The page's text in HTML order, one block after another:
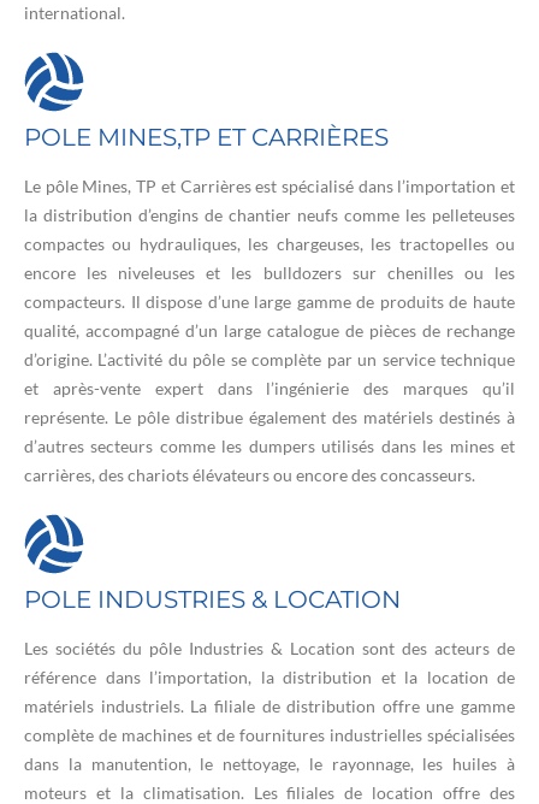
international.
POLE MINES,TP ET CARRIÈRES
Le pôle Mines, TP et Carrières est spécialisé dans l’importation et
la distribution d’engins de chantier neufs comme les pelleteuses
compactes ou hydrauliques, les chargeuses, les tractopelles ou
encore les niveleuses et les bulldozers sur chenilles ou les
compacteurs. Il dispose d’une large gamme de produits de haute
qualité, accompagné d’un large catalogue de pièces de rechange
d’origine. L’activité du pôle se complète par un service technique
et après-vente expert dans l’ingénierie des marques qu’il
représente. Le pôle distribue également des matériels destinés à
d’autres secteurs comme les dumpers utilisés dans les mines et
carrières, des chariots élévateurs ou encore des concasseurs.
POLE INDUSTRIES & LOCATION
Les sociétés du pôle Industries & Location sont des acteurs de
référence dans l’importation, la distribution et la location de
matériels industriels. La filiale de distribution offre une gamme
complète de machines et de fournitures industrielles spécialisées
dans la manutention, le nettoyage, le rayonnage, les huiles à
moteurs et la climatisation. Les filiales de location offre des